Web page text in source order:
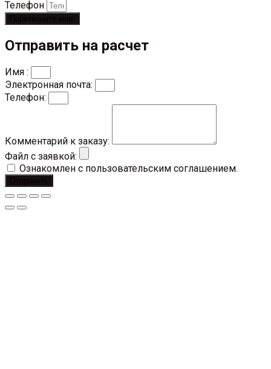
Телефон
Перезвоните мне!
Отправить на расчет
Имя :
Электронная почта:
Телефон:
Комментарий к заказу:
Файл с заявкой:
Ознакомлен с пользовательским соглашением.
Отправить